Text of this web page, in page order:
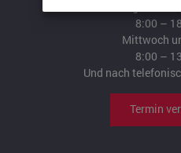
8:00 –
Mittwoch
8:00 –
Und nach
Termin